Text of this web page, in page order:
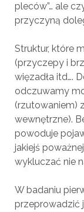
pleców”… ale
przyczyną
Struktur, które
(przyczepy i
więzadła itd….
odczuwamy
(rzutowaniem)
wewnętrzne).
powoduje
jakiejś
wykluczać nie
W badaniu
przeprowadzić